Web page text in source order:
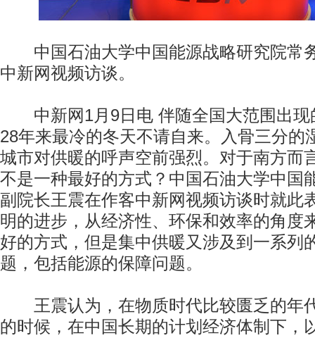
中国石油大学中国能源战略研究院常
中新网视频访谈。
中新网1月9日电 伴随全国大范围出现
28年来最冷的冬天不请自来。入骨三分的
城市对供暖的呼声空前强烈。对于南方而
不是一种最好的方式？中国石油大学中国
副院长王震在作客中新网视频访谈时就此
明的进步，从经济性、环保和效率的角度
好的方式，但是集中供暖又涉及到一系列
题，包括能源的保障问题。
王震认为，在物质时代比较匮乏的年
的时候，在中国长期的计划经济体制下，